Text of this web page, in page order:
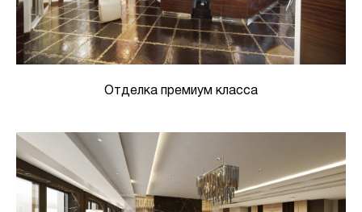
Отделка премиум класса